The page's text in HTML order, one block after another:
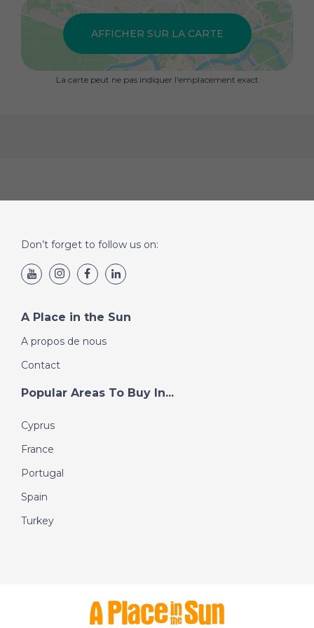
AFFICHER SUR LA CARTE
La carte peut ne pas indiquer l'emplacement exact
Don’t forget to follow us on:
A Place in the Sun
A propos de nous
Contact
Popular Areas To Buy In...
Cyprus
France
Portugal
Spain
Turkey